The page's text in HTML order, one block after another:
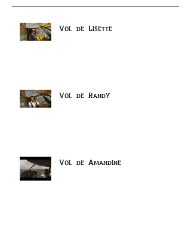
Vol de Lisette
Vol de Randy
Vol de Amandine